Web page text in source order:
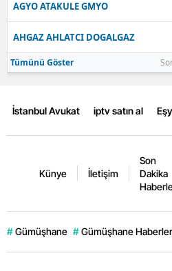
AGYO ATAKULE GMYO
AHGAZ AHLATCI DOGALGAZ
Tümünü Göster
İstanbul Avukat iptv satın al
Künye İletişim
Son
Dakika
# Gümüşhane # Gümüşhane